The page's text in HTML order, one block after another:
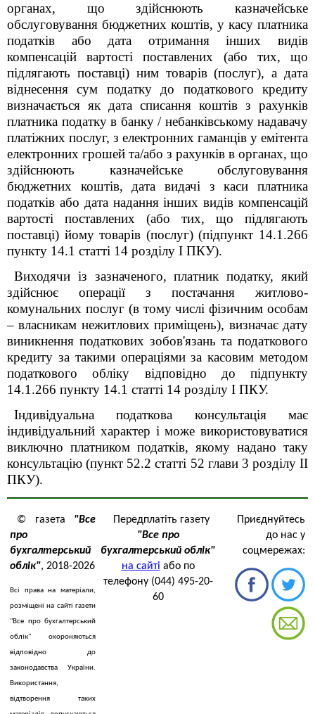
органах, що здійснюють казначейське
обслуговування бюджетних коштів, у касу платника
податків або дата отримання інших видів
компенсацій вартості поставлених (або тих, що
підлягають поставці) ним товарів (послуг), а дата
віднесення сум податку до податкового кредиту
визначається як дата списання коштів з рахунків
платника податку в банку / небанківському надавачу
платіжних послуг, з електронних гаманців у емітента
електронних грошей та/або з рахунків в органах, що
здійснюють казначейське обслуговування
бюджетних коштів, дата видачі з каси платника
податків або дата надання інших видів компенсацій
вартості поставлених (або тих, що підлягають
поставці) йому товарів (послуг) (підпункт 14.1.266
пункту 14.1 статті 14 розділу I ПКУ).
Виходячи із зазначеного, платник податку, який
здійснює операції з постачання житлово-
комунальних послуг (в тому числі фізичним особам
– власникам нежитлових приміщень), визначає дату
виникнення податкових зобов'язань та податкового
кредиту за такими операціями за касовим методом
податкового обліку відповідно до підпункту
14.1.266 пункту 14.1 статті 14 розділу I ПКУ.
Індивідуальна податкова консультація має
індивідуальний характер і може використовуватися
виключно платником податків, якому надано таку
консультацію (пункт 52.2 статті 52 глави 3 роздiлу II
ПКУ).
© газета "Все
про
бухгалтерський
облік", 2018-2026
Всі права на матеріали,
розміщені на сайті газети
"Все про бухгалтерський
облік" охороняються
відповідно до
законодавства України.
Використання,
відтворення таких
Передплатіть газету
"Все про
бухгалтерський облік"
на сайті або по
телефону (044) 495-20-
60
Приєднуйтесь
до нас у
соцмережах: